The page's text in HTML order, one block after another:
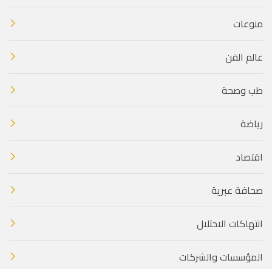
منوعات
عالم الفن
طب وصحة
رياضة
اقتصاد
صحافة عبرية
انتهاكات الاحتلال
المؤسسات والشركات